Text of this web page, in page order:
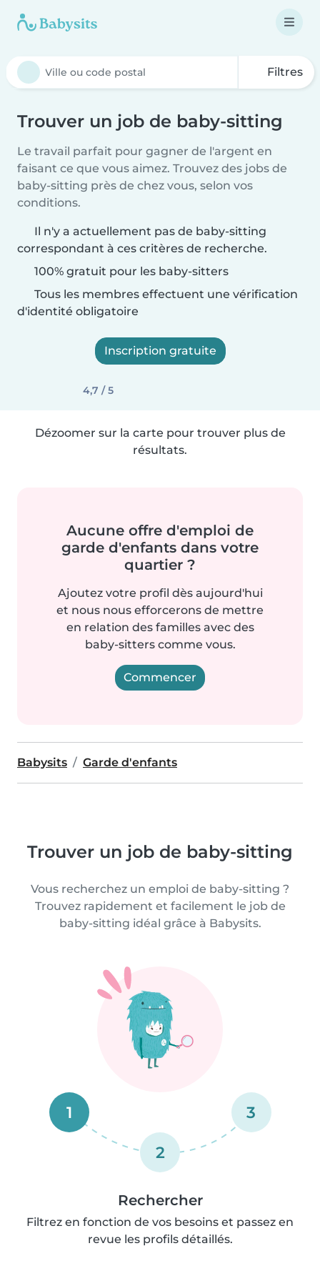
Filtres
Trouver un job de baby-sitting
Le travail parfait pour gagner de l'argent en
faisant ce que vous aimez. Trouvez des jobs de
baby-sitting près de chez vous, selon vos
conditions.
Il n'y a actuellement pas de baby-sitting
correspondant à ces critères de recherche.
100% gratuit pour les baby-sitters
Tous les membres effectuent une vérification
d'identité obligatoire
Inscription gratuite
4,7 / 5
Dézoomer sur la carte pour trouver plus de
résultats.
Aucune offre d'emploi de
garde d'enfants dans votre
quartier ?
Ajoutez votre profil dès aujourd'hui
et nous nous efforcerons de mettre
en relation des familles avec des
baby-sitters comme vous.
Commencer
Babysits Garde d'enfants
Trouver un job de baby-sitting
Vous recherchez un emploi de baby-sitting ?
Trouvez rapidement et facilement le job de
baby-sitting idéal grâce à Babysits.
1
2
3
Rechercher
Filtrez en fonction de vos besoins et passez en
revue les profils détaillés.